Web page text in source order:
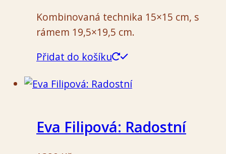
Kombinovaná technika 15×15 cm, s
rámem 19,5×19,5 cm.
Přidat do košíku
Eva Filipová: Radostní